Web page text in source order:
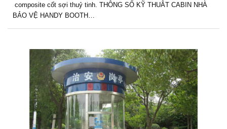
composite cốt sợi thuỷ tinh. THÔNG SỐ KỸ THUÂT CABIN NHÀ
BẢO VỆ HANDY BOOTH…